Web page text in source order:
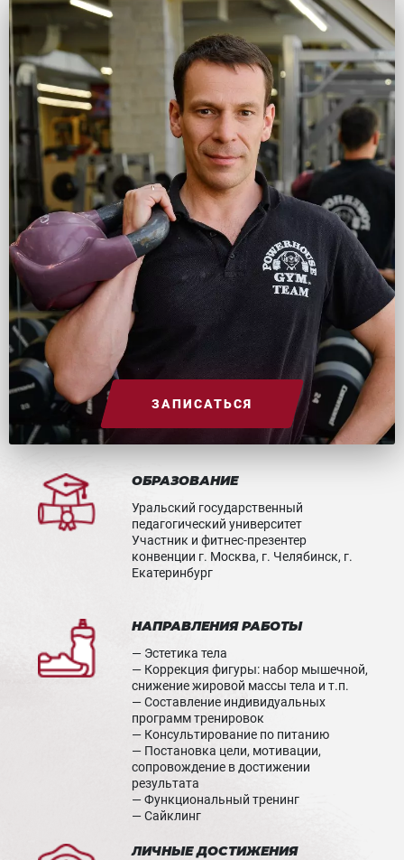
ЗАПИСАТЬСЯ
ОБРАЗОВАНИЕ
Уральский государственный
педагогический университет
Участник и фитнес-презентер
конвенции г. Москва, г. Челябинск, г.
Екатеринбург
НАПРАВЛЕНИЯ РАБОТЫ
— Эстетика тела
— Коррекция фигуры: набор мышечной,
снижение жировой массы тела и т.п.
— Составление индивидуальных
программ тренировок
— Консультирование по питанию
— Постановка цели, мотивации,
сопровождение в достижении
результата
— Функциональный тренинг
— Сайклинг
ЛИЧНЫЕ ДОСТИЖЕНИЯ